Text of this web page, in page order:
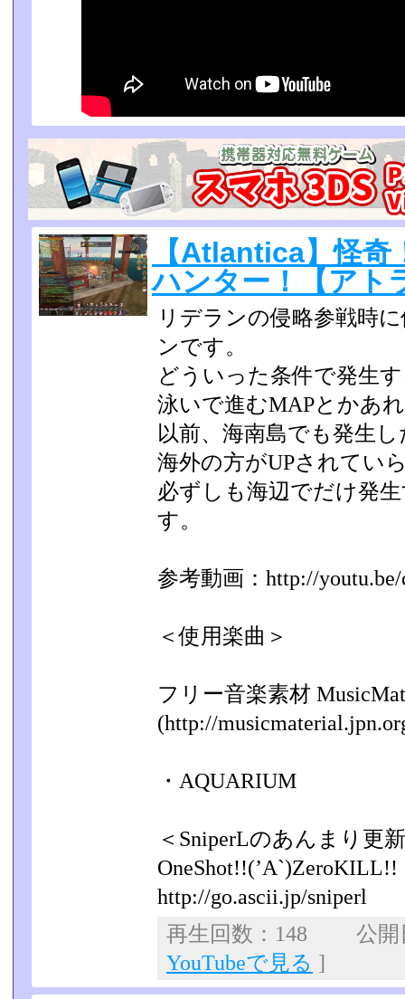
【Atlantica】怪
ハンター！【アト
リデランの侵略参戦時
ンです。
どういった条件で発生
泳いで進むMAPとかあ
以前、海南島でも発生
海外の方がUPされてい
必ずしも海辺でだけ発
す。
参考動画：http://
＜使用楽曲＞
フリー音楽素材
(http://
・AQUARIUM
＜SniperLのあんまり更
OneShot!!(’A`)ZeroKILL!!
http://go.ascii.jp/sniperl
再生回数：148 公
YouTubeで見る ]